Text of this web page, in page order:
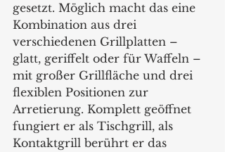
gesetzt. Möglich macht das eine
Kombination aus drei
verschiedenen Grillplatten –
glatt, geriffelt oder für Waffeln –
mit großer Grillfläche und drei
flexiblen Positionen zur
Arretierung. Komplett geöffnet
fungiert er als Tischgrill, als
Kontaktgrill berührt er das